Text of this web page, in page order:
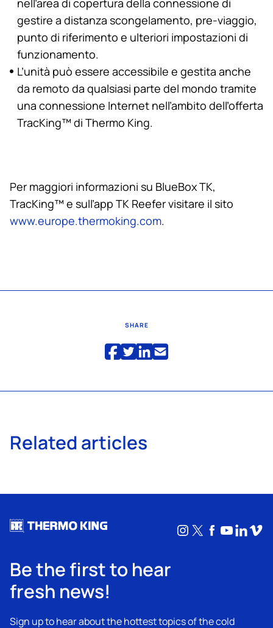
gestire a distanza scongelamento, pre-viaggio,
punto di riferimento e ulteriori impostazioni di
funzionamento.
L’unità può essere accessibile e gestita anche
da remoto da qualsiasi parte del mondo tramite
una connessione Internet nell’ambito dell’offerta
TracKing™ di Thermo King.
Per maggiori informazioni su BlueBox TK,
TracKing™ e sull’app TK Reefer visitare il sito
www.europe.thermoking.com.
SHARE
Related articles
Instagram
X Facebook
Be the first to hear
fresh news!
Sign up to hear about the hottest topics of the cold